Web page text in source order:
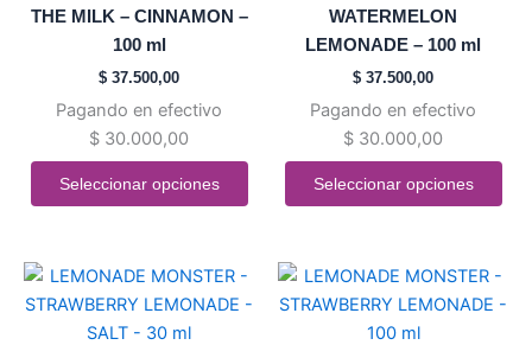
THE MILK – CINNAMON –
100 ml
$ 37.500,00
Pagando en efectivo
$ 30.000,00
Seleccionar opciones
pueden
elegir
en
página
WATERMELON
LEMONADE – 100 ml
$ 37.500,00
Pagando en efectivo
$ 30.000,00
Seleccionar opciones
pueden
elegir
en
página
Este
producto
tiene
Este
producto
tiene